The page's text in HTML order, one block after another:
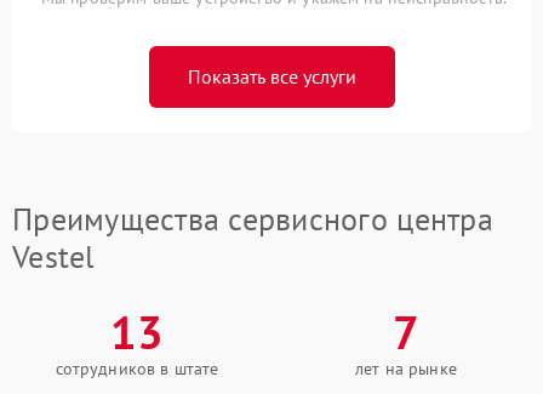
Показать все услуги
Преимущества сервисного центра
Vestel
13
сотрудников в штате
7
лет на рынке